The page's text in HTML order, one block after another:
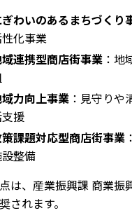
ぎわいのあるまちづくり
化事業
連携型商店街事業 ：地
力向上事業 ：見守りや
援
課題対応型商店街事業
整備
は、産業振興課 商業振
されます。